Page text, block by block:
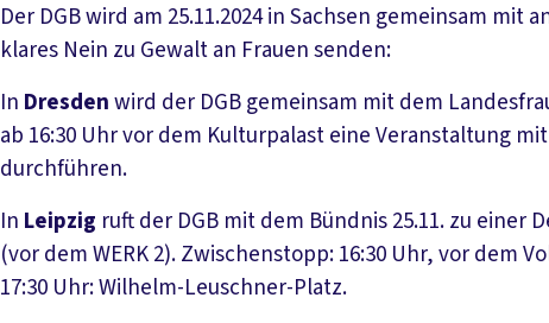
Der DGB wird am 25.11.2024 in Sachsen gemeinsam
klares Nein zu Gewalt an Frauen senden:
In Dresdenwird der DGB gemeinsam mit dem
ab 16:30 Uhr vor dem Kulturpalast eine Veranstaltung
durchführen.
In Leipzig ruft der DGB mit dem Bündnis 25.11. zu einer
(vor dem WERK 2). Zwischenstopp: 16:30 Uhr, vor dem
17:30 Uhr: Wilhelm-Leuschner-Platz.